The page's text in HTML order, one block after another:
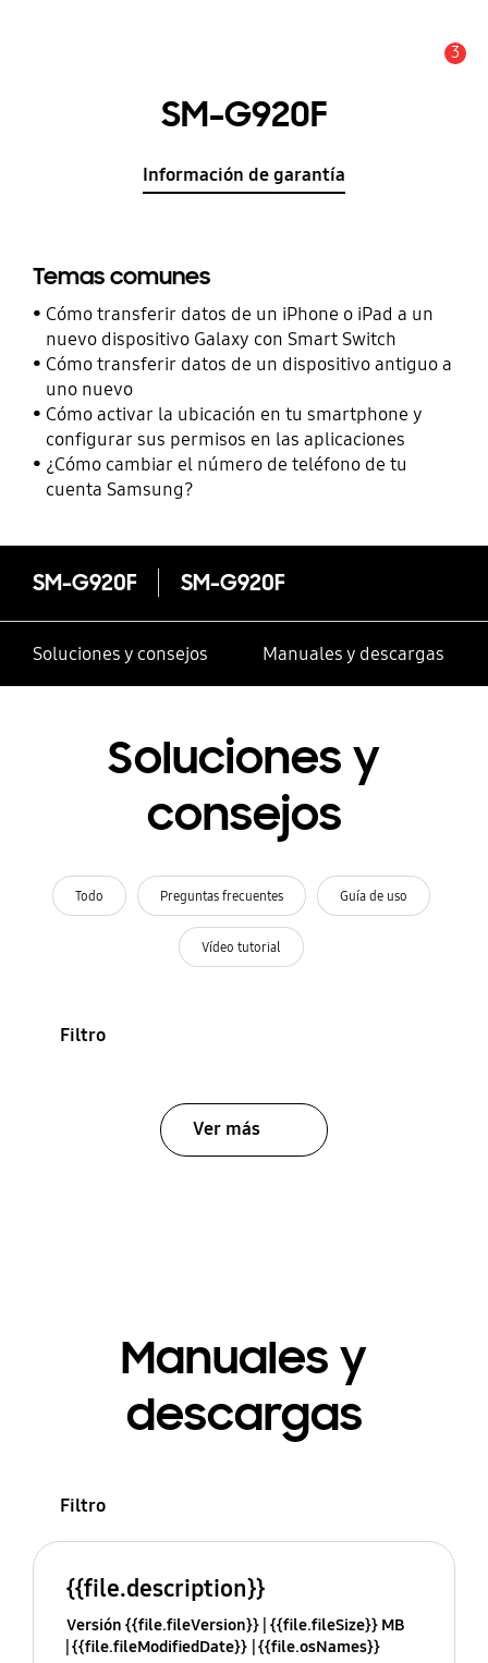
3
SM-G920F
Información de garantía
Temas comunes
Cómo transferir datos de un iPhone o iPad a un
nuevo dispositivo Galaxy con Smart Switch
Cómo transferir datos de un dispositivo antiguo a
uno nuevo
Cómo activar la ubicación en tu smartphone y
configurar sus permisos en las aplicaciones
¿Cómo cambiar el número de teléfono de tu
cuenta Samsung?
SM-G920F SM-G920F
Soluciones y consejos Manuales y descargas
Soluciones y
consejos
Todo Preguntas frecuentes Guía de uso
Vídeo tutorial
Filtro
Ver más
Manuales y
descargas
Filtro
{{file.description}}
Versión {{file.fileVersion}} {{file.fileSize}} MB
{{file.fileModifiedDate}} {{file.osNames}}